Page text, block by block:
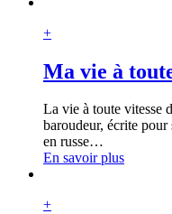
+
Ma vie à
La vie à toute vitesse
baroudeur, écrite
en russe…
En savoir plus
+